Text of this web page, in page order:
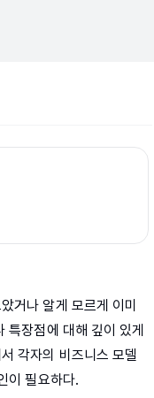
거나 알게 모르게 이미
특장점에 대해 깊이 있게
각자의 비즈니스 모델
이 필요하다.